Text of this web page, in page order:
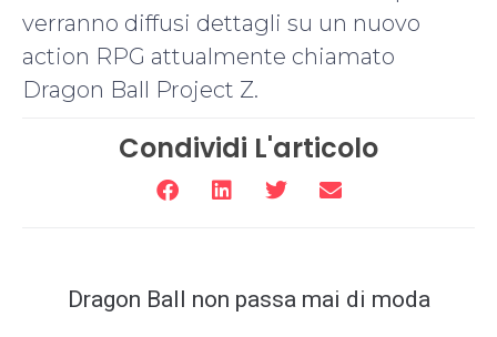
verranno diffusi dettagli su un nuovo
action RPG attualmente chiamato
Dragon Ball Project Z.
Condividi L'articolo
Dragon Ball non passa mai di moda